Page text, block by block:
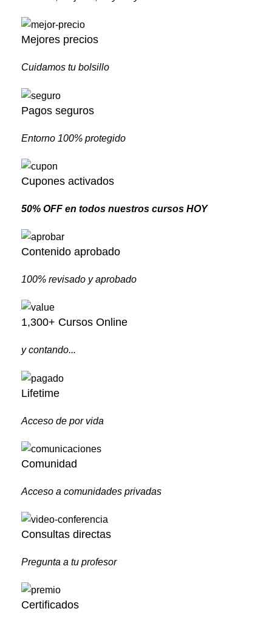
Mejores precios
Cuidamos tu bolsillo
Pagos seguros
Entorno 100% protegido
Cupones activados
50% OFF en todos nuestros cursos HOY
Contenido aprobado
100% revisado y aprobado
1,300+ Cursos Online
y contando...
Lifetime
Acceso de por vida
Comunidad
Acceso a comunidades privadas
Consultas directas
Pregunta a tu profesor
Certificados